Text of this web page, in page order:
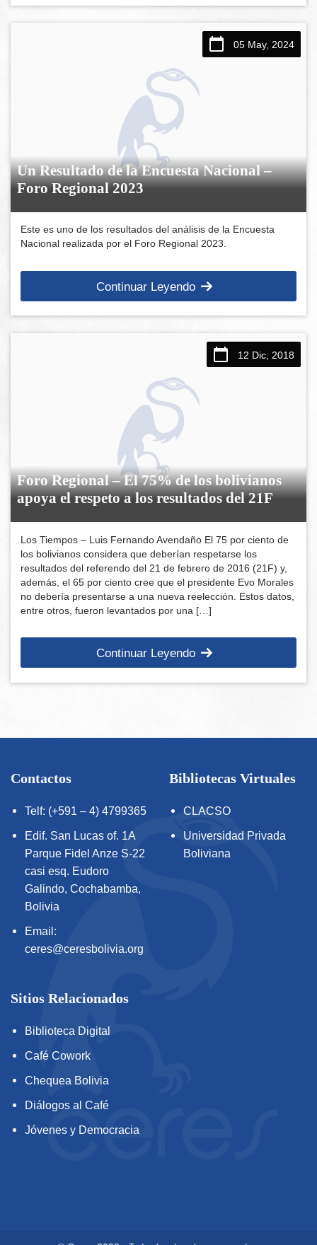
05 May, 2024
Un Resultado de la Encuesta Nacional –
Foro Regional 2023
Este es uno de los resultados del análisis de la Encuesta
Nacional realizada por el Foro Regional 2023.
Continuar Leyendo
12 Dic, 2018
Foro Regional – El 75% de los bolivianos
apoya el respeto a los resultados del 21F
Los Tiempos – Luis Fernando Avendaño El 75 por ciento de
los bolivianos considera que deberían respetarse los
resultados del referendo del 21 de febrero de 2016 (21F) y,
además, el 65 por ciento cree que el presidente Evo Morales
no debería presentarse a una nueva reelección. Estos datos,
entre otros, fueron levantados por una […]
Continuar Leyendo
Contactos
Telf: (+591 – 4) 4799365
Edif. San Lucas of. 1A
Parque Fidel Anze S-22
casi esq. Eudoro
Galindo, Cochabamba,
Bolivia
Email:
ceres@ceresbolivia.org
Bibliotecas Virtuales
CLACSO
Universidad Privada
Boliviana
Sitios Relacionados
Biblioteca Digital
Café Cowork
Chequea Bolivia
Diálogos al Café
Jóvenes y Democracia